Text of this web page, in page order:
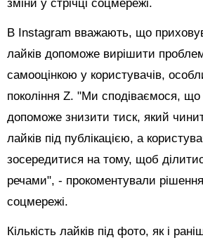
зміни у стрічці соцмережі.
В Instagram вважають, що
лайків допоможе вирішити
самооцінкою у користувачів,
покоління Z. "Ми сподіваємося,
допоможе знизити тиск, який
лайків під публікацією, а
зосередитися на тому, щоб
речами", - прокоментували
соцмережі.
Кількість лайків під фото, як і